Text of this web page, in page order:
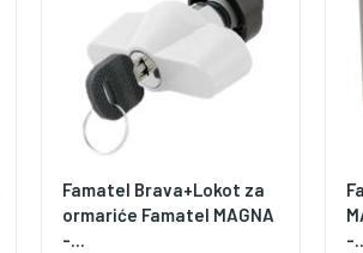
Famatel Brava+Lokot za
ormariće Famatel MAGNA
-...
-